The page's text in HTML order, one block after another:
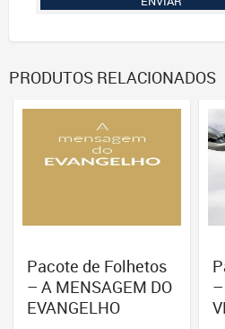
PRODUTOS RELACIONADOS
Pacote de Folhetos
– A MENSAGEM DO
EVANGELHO